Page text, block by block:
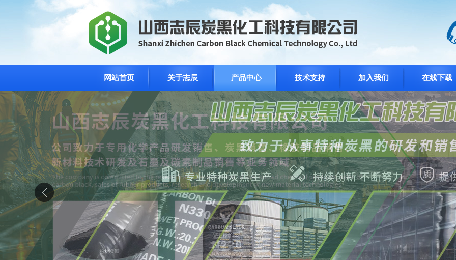
网站首页 关于志辰 产品中心 技术支持 加入我们 在线下载